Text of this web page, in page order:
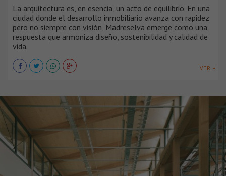
La arquitectura es, en esencia, un acto de equilibrio. En una
ciudad donde el desarrollo inmobiliario avanza con rapidez
pero no siempre con visión, Madreselva emerge como una
respuesta que armoniza diseño, sostenibilidad y calidad de
vida.
VER +